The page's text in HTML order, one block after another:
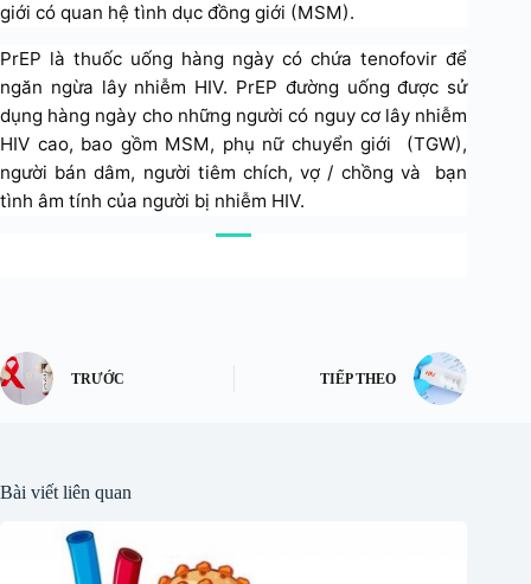
giới có quan hệ tình dục đồng giới (MSM).
PrEP là thuốc uống hàng ngày có chứa tenofovir để
ngăn ngừa lây nhiễm HIV. PrEP đường uống được sử
dụng hàng ngày cho những người có nguy cơ lây nhiễm
HIV cao, bao gồm MSM, phụ nữ chuyển giới (TGW),
người bán dâm, người tiêm chích, vợ / chồng và bạn
tình âm tính của người bị nhiễm HIV.
TRƯỚC TIẾP THEO
Bài viết liên quan